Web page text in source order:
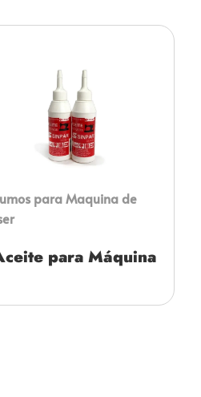
para Maquina de
para Máquina